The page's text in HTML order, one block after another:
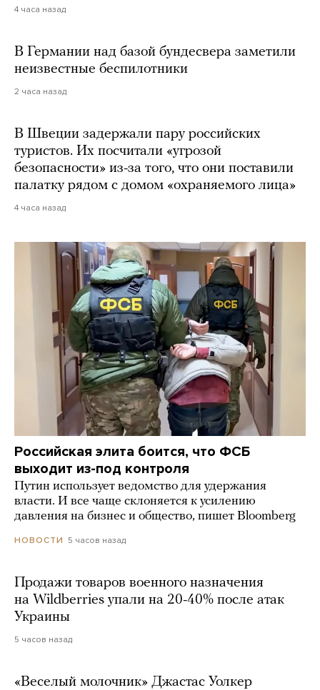
4 часа назад
В Германии над базой бундесвера заметили
неизвестные беспилотники
2 часа назад
В Швеции задержали пару российских
туристов. Их посчитали «угрозой
безопасности» из-за того, что они поставили
палатку рядом с домом «охраняемого лица»
4 часа назад
Российская элита боится, что ФСБ
выходит из-под контроля
Путин использует ведомство для удержания
власти. И все чаще склоняется к усилению
давления на бизнес и общество, пишет Bloomberg
НОВОСТИ 5 часов назад
Продажи товаров военного назначения
на Wildberries упали на 20-40% после атак
Украины
5 часов назад
«Веселый молочник» Джастас Уолкер